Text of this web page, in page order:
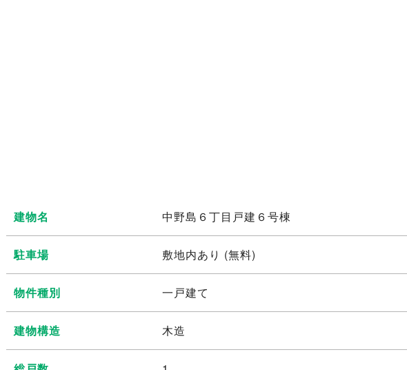
建物名 中野島６丁目戸建６号棟
駐車場 敷地内あり (無料)
物件種別 一戸建て
建物構造 木造